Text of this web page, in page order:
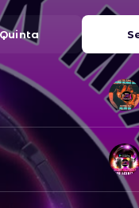
Quinta